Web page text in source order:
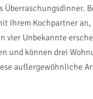
Ihrem Kochpartner
vier Unbekannte
und können drei
außergewöhnliche